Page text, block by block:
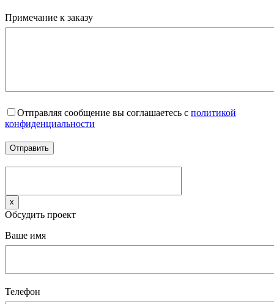
Примечание к заказу
Отправляя сообщение вы соглашаетесь с политикой
конфиденциальности
x
Обсудить проект
Ваше имя
Телефон